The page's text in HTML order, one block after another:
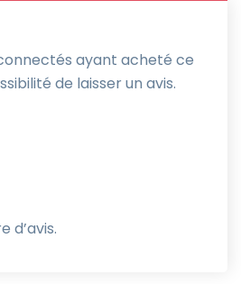
d’avis.
ayant acheté ce
de laisser un avis.